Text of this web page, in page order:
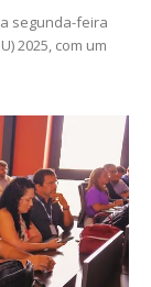
segunda-feira
2025, com um